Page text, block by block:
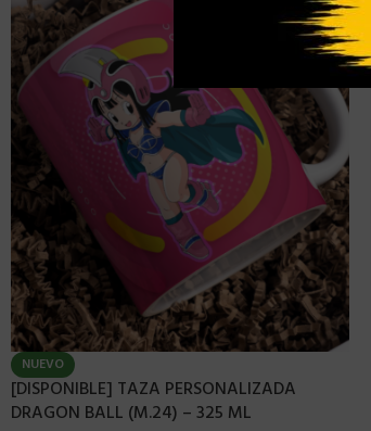
NUEVO
[DISPONIBLE] TAZA PERSONALIZADA
DRAGON BALL (M.24) – 325 ML